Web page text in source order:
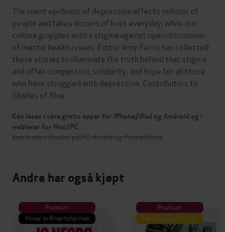
The silent epidemic of depression affects millions of
people and takes dozens of lives everyday, while our
culture grapples with a stigma against open discussion
of mental health issues. Editor Amy Ferris has collected
these stories to illuminate the truth behind that stigma
and offer compassion, solidarity, and hope for all those
who have struggled with depression. Contributors to
Shades of Blue…
Kan leses i våre gratis apper for iPhone/iPad og Android og i
webleser for Mac/PC
Kan leses i iBooks, på PC, Kindle og PocketBook
Andre har også kjøpt
Premium
Vinner av Rivertonprisen
Premium
Første gang på tilbud